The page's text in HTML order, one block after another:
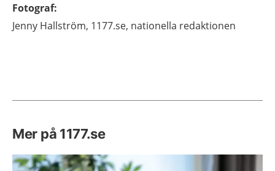
Fotograf:
Jenny Hallström, 1177.se, nationella redaktionen
Mer på 1177.se